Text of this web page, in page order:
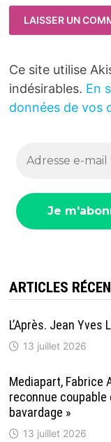
Ce site utilise
indésirables. En
données de vos
ARTICLES
L’Après. Jean
13 juillet 2026
Mediapart, Fabrice
reconnue coupable
bavardage »
13 juillet 2026